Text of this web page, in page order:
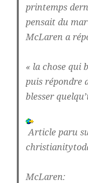
printemps
pensait du
McLaren a
« la chose qui
puis répondre
blesser
Article paru
McLaren: